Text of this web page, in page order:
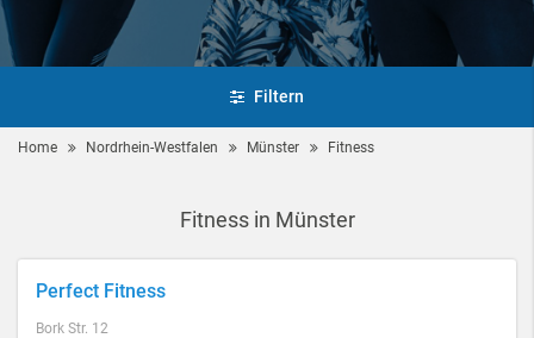
Filtern
Home Nordrhein-Westfalen Münster Fitness
Fitness in Münster
Perfect Fitness
Bork Str. 12